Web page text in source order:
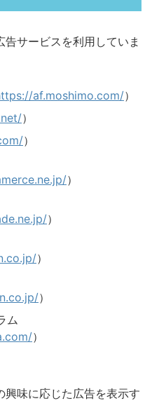
サービスを利用していま
af.moshimo.com/）
）
）
）
）
）
）
ム
）
興味に応じた広告を表示す